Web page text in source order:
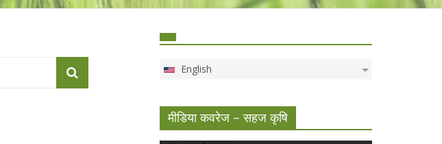
English
मीडिया कवरेज – सहज कृषि